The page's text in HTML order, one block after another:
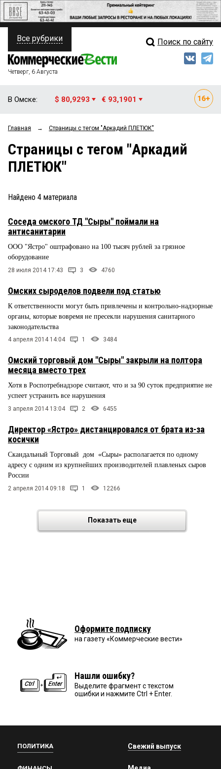
ПОЛИТИКА
ФИНАНСЫ
ОБЩЕСТВО
ЗАКОН
ПРОИСШЕСТВИЯ
СТИЛЬ ЖИЗНИ
Свежий выпуск
Мнения
Рейтинги
Все рубрики Поиск по сайту
Четверг, 6 Августа
В Омске: $ 80,9293 € 93,1901
Главная → Страницы c тегом "Аркадий ПЛЕТЮК"
Страницы c тегом "Аркадий
ПЛЕТЮК"
Найдено 4 материала
Соседа омского ТД "Сыры" поймали на
антисанитарии
ООО "Ястро" оштрафовано на 100 тысяч рублей за грязное
оборудование
28 июля 2014 17:43 3 4760
Омских сыроделов подвели под статью
К ответственности могут быть привлечены и контрольно-надзорные
органы, которые вовремя не пресекли нарушения санитарного
законодательства
4 апреля 2014 14:04 1 3484
Омский торговый дом "Сыры" закрыли на полтора
месяца вместо трех
Хотя в Роспотребнадзоре считают, что и за 90 суток предприятие не
успеет устранить все нарушения
3 апреля 2014 13:04 2 6455
Директор «Ястро» дистанцировался от брата из-за
косички
Скандальный Торговый дом «Сыры» располагается по одному
адресу с одним из крупнейших производителей плавленых сыров
России
2 апреля 2014 09:18 1 12266
Показать еще
Оформите подписку
на газету «Коммерческие вести»
Нашли ошибку?
Выделите фрагмент с текстом
ошибки и нажмите Ctrl + Enter.
ПОЛИТИКА Свежий выпуск